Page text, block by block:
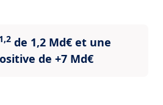
1,2 de 1,2 Md€ et une
de +7 Md€